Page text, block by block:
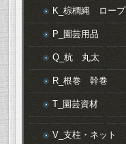
K_棕櫚縄 ロープ
P_園芸用品
Q_杭 丸太
R_根巻 幹巻
T_園芸資材
V_支柱・ネット